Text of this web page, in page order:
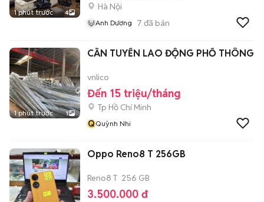
1 phút trước 4
Hà Nội
Anh Dương 7 đã bán
1 phút trước 1
CẦN TUYỂN LAO ĐỘNG PHỔ THÔNG
vnlico
Đến 15 triệu/tháng
Tp Hồ Chí Minh
QQuỳnh Nhi
Oppo Reno8 T 256GB
Reno8 T 256 GB
3.500.000 đ